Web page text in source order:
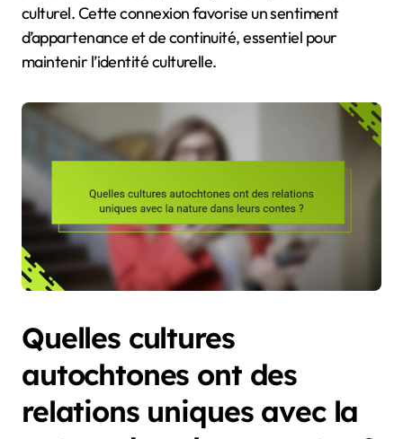
culturel. Cette connexion favorise un sentiment
d’appartenance et de continuité, essentiel pour
maintenir l’identité culturelle.
Quelles cultures
autochtones ont des
relations uniques avec la